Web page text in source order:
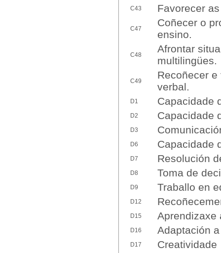
C43 Favorecer
C47
Coñecer o
ensino.
C48
Afrontar
multilingües.
C49
Recoñecer
verbal.
D1 Capacidade
D2 Capacidade
D3
D6 Capacidade
D7 Resolución
D8 Toma de
D9 Traballo en
D12
D15 Aprendizaxe
D16 Adaptación
D17 Creatividade